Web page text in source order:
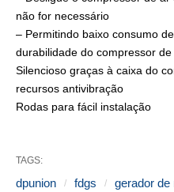
não for necessário
– Permitindo baixo consumo
durabilidade do compressor de
Silencioso graças à caixa do
recursos antivibração
Rodas para fácil instalação
TAGS:
dpunion fdgs gerador de